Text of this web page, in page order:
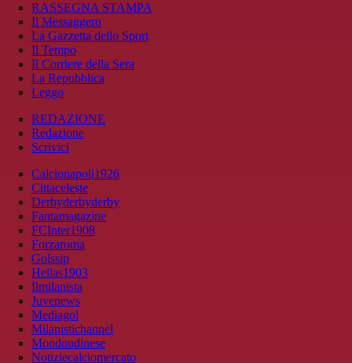
RASSEGNA STAMPA
Il Messaggero
La Gazzetta dello Sport
Il Tempo
Il Corriere della Sera
La Repubblica
Leggo
REDAZIONE
Redazione
Scrivici
Calcionapoli1926
Cittaceleste
Derbyderbyderby
Fantamagazine
FCInter1908
Forzaroma
Golssip
Hellas1903
Ilmilanista
Juvenews
Mediagol
Milanistichannel
Mondoudinese
Notiziecalciomercato